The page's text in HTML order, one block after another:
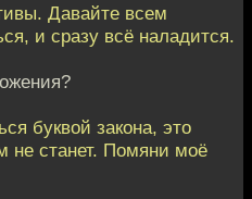
Давайте всем
и сразу всё наладится.
буквой закона, это
не станет. Помяни моё